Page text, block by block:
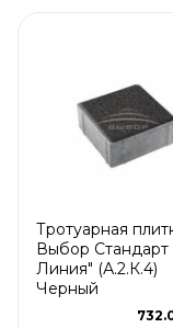
Тротуарная
Выбор
Линия" (А.2.К.4)
Черный